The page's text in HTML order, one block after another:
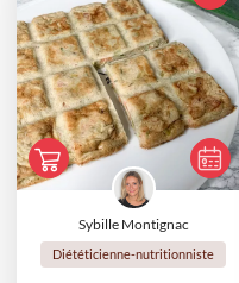
Sybille Montignac
Diététicienne-nutritionniste